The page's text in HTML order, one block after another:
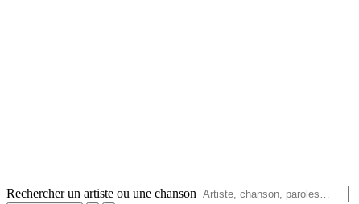
Rechercher un artiste ou une chanson